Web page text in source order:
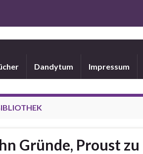
Dandytum Impressum
Gründe, Proust zu